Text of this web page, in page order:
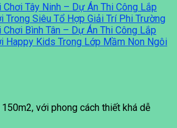
Chơi Tây Ninh – Dự Án Thi Công Lắp
Trong Siêu Tổ Hợp Giải Trí Phi Trường
Chơi Bình Tân – Dự Án Thi Công Lắp
Happy Kids Trong Lớp Mầm Non Ngôi
với phong cách thiết khá dễ